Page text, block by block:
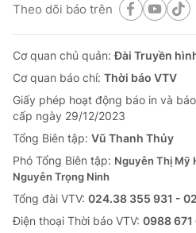
Theo dõi báo trên
Cơ quan chủ quản:Đài Truyền
Cơ quan báo chí: Thời báo VTV
Giấy phép hoạt động báo in và
cấp ngày 29/12/2023
Tổng Biên tập: Vũ Thanh Thủy
Phó Tổng Biên tập: Nguyễn Thị Mỹ
Nguyễn Trọng Ninh
Tổng đài VTV: 024.38 355 931 -
Ðiện thoại Thời báo VTV: 0988 671